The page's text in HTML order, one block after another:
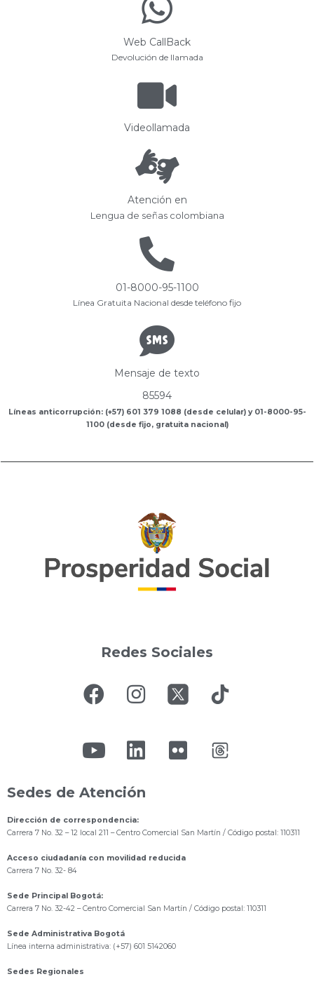
Web CallBack
Devolución de llamada
Videollamada
Atención en
Lengua de señas colombiana
01-8000-95-1100
Línea Gratuita Nacional desde teléfono fijo
Mensaje de texto
85594
Líneas anticorrupción: (+57) 601 379 1088 (desde celular) y 01-8000-95-
1100 (desde fijo, gratuita nacional)
Redes Sociales
Sedes de Atención
Dirección de correspondencia:
Carrera 7 No. 32 – 12 local 211 – Centro Comercial San Martín / Código postal: 110311
Acceso ciudadanía con movilidad reducida
Carrera 7 No. 32- 84
Sede Principal Bogotá:
Carrera 7 No. 32-42 – Centro Comercial San Martín / Código postal: 110311
Sede Administrativa Bogotá
Línea interna administrativa: (+57) 601 5142060
Sedes Regionales